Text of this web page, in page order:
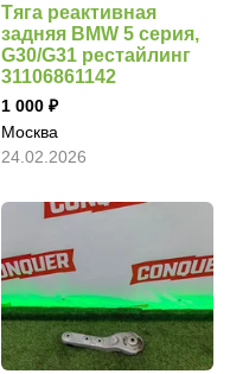
Тяга реактивная
задняя BMW 5 серия,
G30/G31 рестайлинг
31106861142
1 000
Москва
24.02.2026